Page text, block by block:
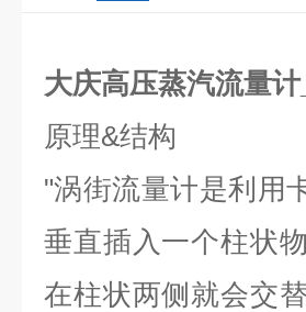
大庆高压蒸汽流量
原理&结构
"涡街流量计是利用
垂直插入一个柱状
在柱状两侧就会交